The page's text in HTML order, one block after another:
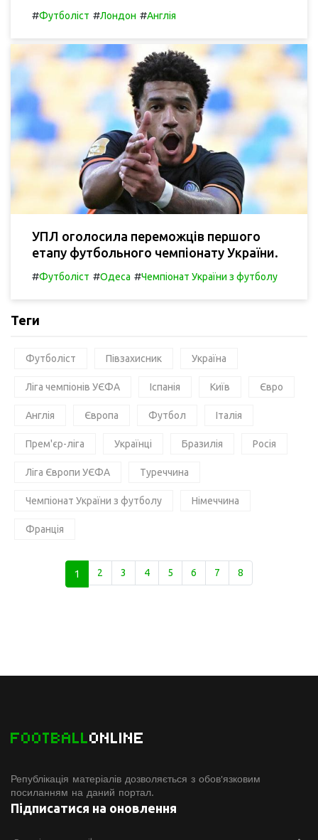
#Футболіст #Лондон #Англія
УПЛ оголосила переможців першого
етапу футбольного чемпіонату України.
#Футболіст #Одеса #Чемпіонат України з футболу
Теги
Футболіст Півзахисник Україна
Ліга чемпіонів УЄФА Іспанія Київ Євро
Англія Європа Футбол Італія
Прем'єр-ліга Українці Бразилія Росія
Ліга Європи УЄФА Туреччина
Чемпіонат України з футболу Німеччина
Франція
1 2 3 4 5 6 7 8
FOOTBALLONLINE
Републікація матеріалів дозволяється з обов'язковим
посиланням на даний портал.
Підписатися на оновлення